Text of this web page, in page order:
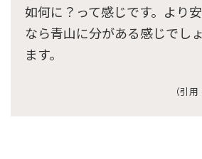
如何に？って感じです。より
なら青山に分がある感じでし
ます。
（引用